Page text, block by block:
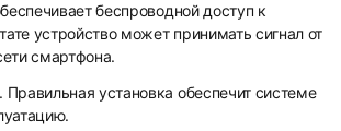
беспроводной доступ к
устройство может принимать сигнал от
смартфона.
установка обеспечит системе